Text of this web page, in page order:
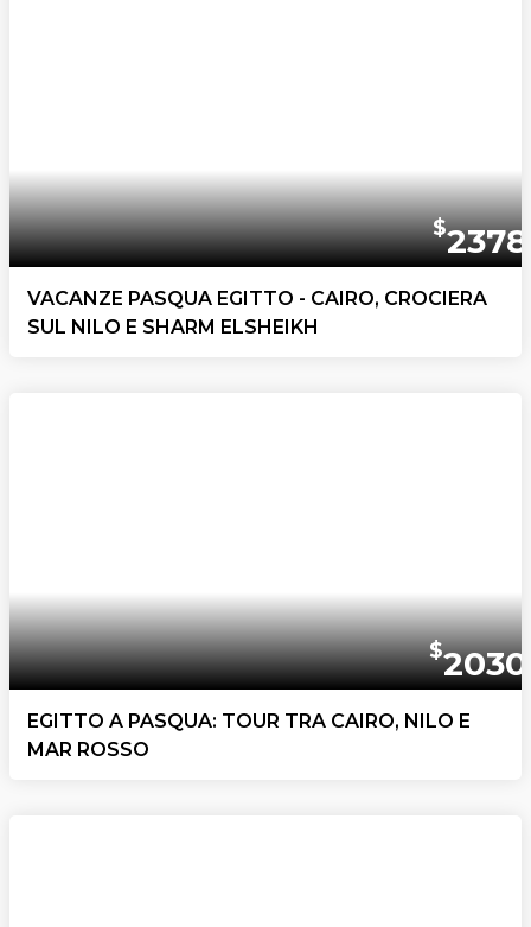
$2378
VACANZE PASQUA EGITTO - CAIRO, CROCIERA
SUL NILO E SHARM ELSHEIKH
$2030
EGITTO A PASQUA: TOUR TRA CAIRO, NILO E
MAR ROSSO